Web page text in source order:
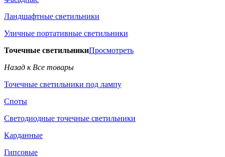
Ландшафтные светильники
Уличные портативные светильники
Точечные светильникиПросмотреть
Назад к Все товары
Точечные светильники под лампу
Споты
Светодиодные точечные светильники
Карданные
Гипсовые